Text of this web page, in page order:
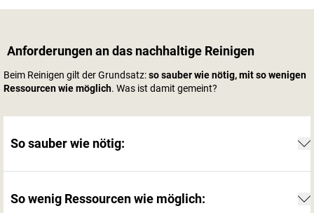
Anforderungen an das nachhaltige Reinigen
Beim Reinigen gilt der Grundsatz:so sauber wie nötig, mit so wenigen
Ressourcen wie möglich. Was ist damit gemeint?
So sauber wie nötig:
So wenig Ressourcen wie möglich: